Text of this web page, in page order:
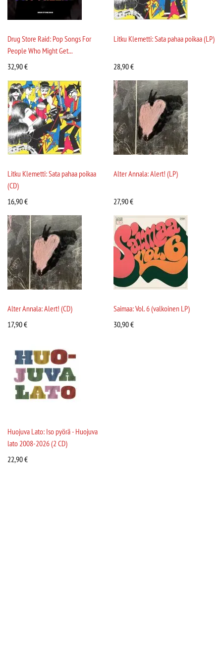
Drug Store Raid: Pop Songs For
People Who Might Get...
32,90€
Litku Klemetti: Sata pahaa poikaa (LP)
28,90€
Litku Klemetti: Sata pahaa poikaa
(CD)
16,90€
Alter Annala: Alert! (LP)
27,90€
Alter Annala: Alert! (CD)
17,90€
Saimaa: Vol. 6 (valkoinen LP)
30,90€
Huojuva Lato: Iso pyörä - Huojuva
lato 2008-2026 (2 CD)
22,90€